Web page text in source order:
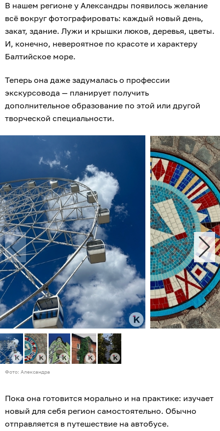
В нашем регионе у Александры появилось желание
всё вокруг фотографировать: каждый новый день,
закат, здание. Лужи и крышки люков, деревья, цветы.
И, конечно, невероятное по красоте и характеру
Балтийское море.
Теперь она даже задумалась о профессии
экскурсовода — планирует получить
дополнительное образование по этой или другой
творческой специальности.
Фото: Александра
Пока она готовится морально и на практике: изучает
новый для себя регион самостоятельно. Обычно
отправляется в путешествие на автобусе.